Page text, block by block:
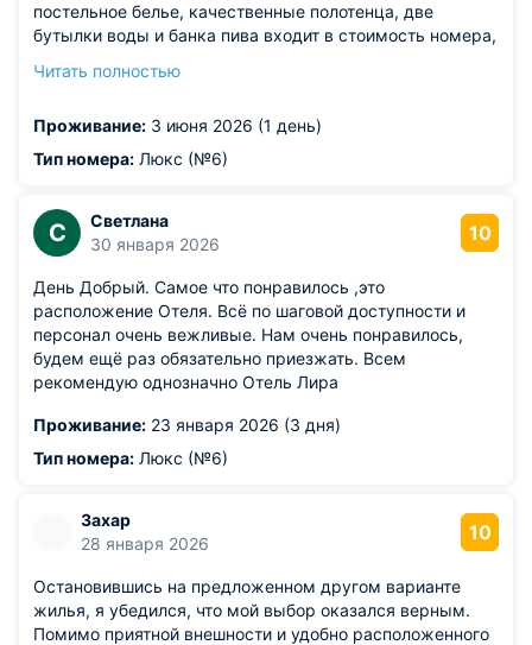
постельное белье, качественные полотенца, две
бутылки воды и банка пива входит в стоимость номера,
чашечками, хорошая шумоизоляция, очень
с повышением категории номера без доплаты, спасибо
большое за заботу о гостях
пружины заставляли просыпаться и контролировать
повороты )
Читать полностью
Проживание: 3 июня 2026 (1 день)
Тип номера: Люкс (№6)
С
Светлана
30 января 2026
10
День Добрый. Самое что понравилось ,это
расположение Отеля. Всё по шаговой доступности и
персонал очень вежливые. Нам очень понравилось,
будем ещё раз обязательно приезжать. Всем
рекомендую однозначно Отель Лира
Проживание: 23 января 2026 (3 дня)
Тип номера: Люкс (№6)
Захар
28 января 2026
10
Остановившись на предложенном другом варианте
жилья, я убедился, что мой выбор оказался верным.
Помимо приятной внешности и удобно расположенного